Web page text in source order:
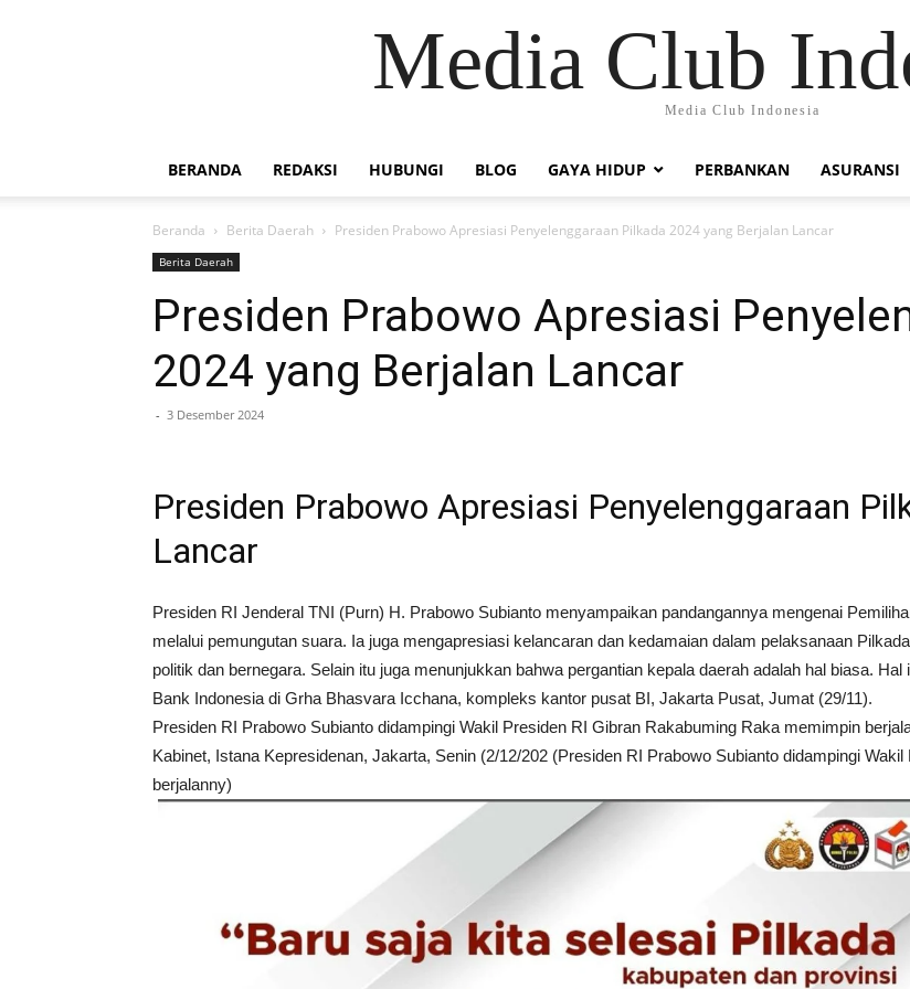
Media Club
Media Club Indonesia
BERANDA REDAKSI HUBUNGI BLOG GAYA HIDUP PERBANKAN ASURANSI
Beranda Berita Daerah Presiden Prabowo Apresiasi Penyelenggaraan Pilkada 2024 yang Berjalan Lancar
Berita Daerah
Presiden Prabowo Apresiasi
2024 yang Berjalan Lancar
- 3 Desember 2024
Presiden Prabowo Apresiasi Penyelenggaraan
Lancar
Presiden RI Jenderal TNI (Purn) H. Prabowo Subianto menyampaikan pandangannya mengenai
melalui pemungutan suara. Ia juga mengapresiasi kelancaran dan kedamaian dalam pelaksanaan
politik dan bernegara. Selain itu juga menunjukkan bahwa pergantian kepala daerah adalah hal biasa.
Bank Indonesia di Grha Bhasvara Icchana, kompleks kantor pusat BI, Jakarta Pusat, Jumat (29/11).
Presiden RI Prabowo Subianto didampingi Wakil Presiden RI Gibran Rakabuming Raka memimpin
Kabinet, Istana Kepresidenan, Jakarta, Senin (2/12/202 (Presiden RI Prabowo Subianto didampingi
berjalanny)